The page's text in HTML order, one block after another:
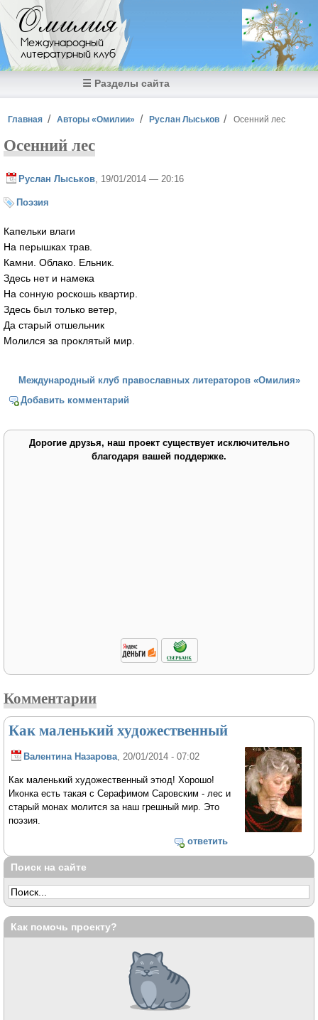
Перейти к основному содержанию
Омилия
Международный
литературный клуб
☰ Разделы сайта
Вы здесь
Главная Авторы «Омилии» Руслан Лыськов Осенний лес
Осенний лес
Руслан Лыськов , 19/01/2014 — 20:16
Поэзия
Капельки влаги
На перышках трав.
Камни. Облако. Ельник.
Здесь нет и намека
На сонную роскошь квартир.
Здесь был только ветер,
Да старый отшельник
Молился за проклятый мир.
Международный клуб православных литераторов «Омилия»
Добавить комментарий
Дорогие друзья, наш проект существует исключительно
благодаря вашей поддержке.
Комментарии
Как маленький художественный
Валентина Назарова, 20/01/2014 - 07:02
Как маленький художественный этюд! Хорошо!
Иконка есть такая с Серафимом Саровским - лес и
старый монах молится за наш грешный мир. Это
поэзия.
ответить
Поиск на сайте
Как помочь проекту?